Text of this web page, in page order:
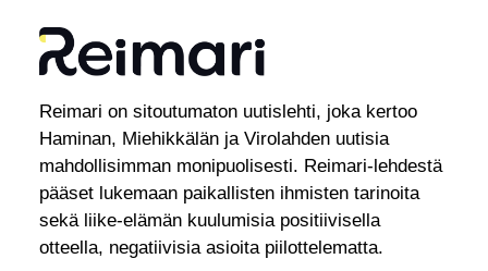
Reimari on sitoutumaton uutislehti, joka kertoo
Haminan, Miehikkälän ja Virolahden uutisia
mahdollisimman monipuolisesti. Reimari-lehdestä
pääset lukemaan paikallisten ihmisten tarinoita
sekä liike-elämän kuulumisia positiivisella
otteella, negatiivisia asioita piilottelematta.